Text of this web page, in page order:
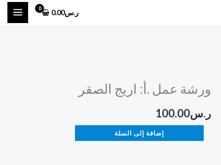
ر.س0.00
ورشة عمل .أ: اريج الصقر
ر.س100.00
.أ:
اريج
الصقر
إضافة إلى السلة